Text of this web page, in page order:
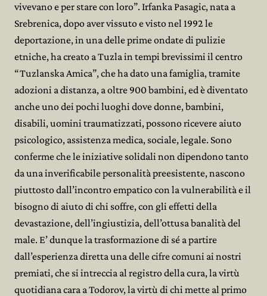
vivevano e per stare con loro”. Irfanka Pasagic, nata a
Srebrenica, dopo aver vissuto e visto nel 1992 le
deportazione, in una delle prime ondate di pulizie
etniche, ha creato a Tuzla in tempi brevissimi il centro
“Tuzlanska Amica”, che ha dato una famiglia, tramite
adozioni a distanza, a oltre 900 bambini, ed è diventato
anche uno dei pochi luoghi dove donne, bambini,
disabili, uomini traumatizzati, possono ricevere aiuto
psicologico, assistenza medica, sociale, legale. Sono
conferme che le iniziative solidali non dipendono tanto
da una inverificabile personalità preesistente, nascono
piuttosto dall’incontro empatico con la vulnerabilità e il
bisogno di aiuto di chi soffre, con gli effetti della
devastazione, dell’ingiustizia, dell’ottusa banalità del
male. E’ dunque la trasformazione di sé a partire
dall’esperienza diretta una delle cifre comuni ai nostri
premiati, che si intreccia al registro della cura, la virtù
quotidiana cara a Todorov, la virtù di chi mette al primo